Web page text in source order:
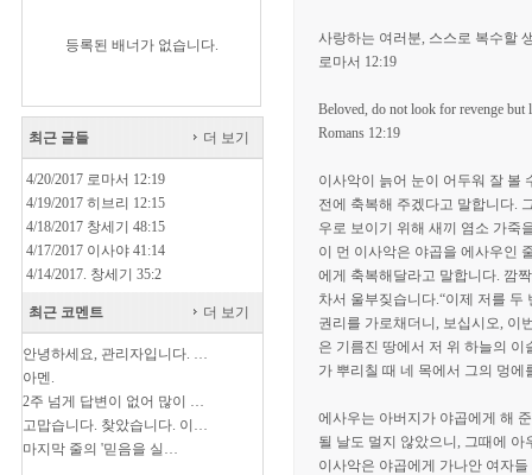
등록된 배너가 없습니다.
최근 글들 더 보기
4/20/2017 로마서 12:19
4/19/2017 히브리 12:15
4/18/2017 창세기 48:15
4/17/2017 이사야 41:14
4/14/2017. 창세기 35:2
최근 코멘트 더 보기
안녕하세요, 관리자입니다. …
아멘.
2주 넘게 답변이 없어 많이 …
고맙습니다. 찾았습니다. 이…
마지막 줄의 '믿음을 실…
사랑하는 여러분, 스스로 복수할
로마서 12:19
Beloved, do not look for revenge but
Romans 12:19
이사악이 늙어 눈이 어두워 잘 볼
전에 축복해 주겠다고 말합니다.
우로 보이기 위해 새끼 염소 가죽
이 먼 이사악은 야곱을 에사우인
에게 축복해달라고 말합니다. 깜
차서 울부짖습니다.“이제 저를
권리를 가로채더니, 보십시오, 이
은 기름진 땅에서 저 위 하늘의
가 뿌리칠 때 네 목에서 그의 멍
에사우는 아버지가 야곱에게 해
될 날도 멀지 않았으니, 그때에
이사악은 야곱에게 가나안 여자